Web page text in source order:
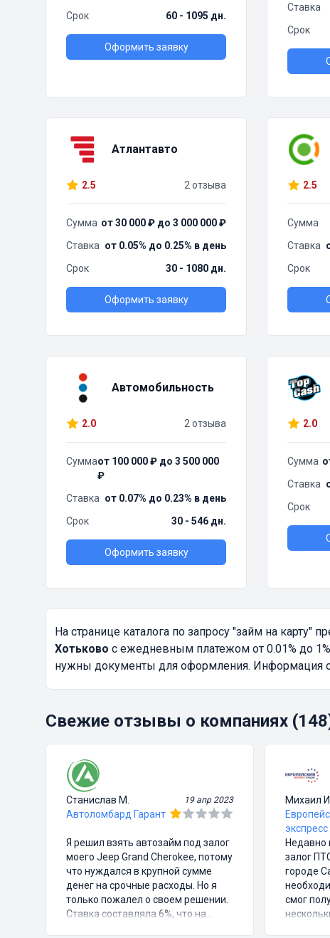
Срок
60 - 1095 дн.
Оформить заявку
Ставка
Срок
Атлантавто
2.5 2 отзыва
Сумма от 30 000 ₽ до 3 000 000 ₽
Ставка от 0.05% до 0.25% в день
Срок
30 - 1080 дн.
Оформить заявку
2.5
Сумма
Ставка
Срок
Автомобильность
2.0 2 отзыва
Суммаот 100 000 ₽ до 3 500 000
₽
Ставка от 0.07% до 0.23% в день
Срок
30 - 546 дн.
Оформить заявку
2.0
Сумма
Ставка
Срок
На странице каталога по запросу "займ на карту"
Хотьково с ежедневным платежом от 0.01% до
нужны документы для оформления. Информация о
Свежие отзывы о компаниях
Станислав М. 19 апр 2023
Автоломбард Гарант
Я решил взять автозайм под залог
моего Jeep Grand Cherokee, потому
что нуждался в крупной сумме
денег на срочные расходы. Но я
только пожалел о своем решении.
Ставка составляла 6%, что на
Михаил
Недавно
залог
городе
смог